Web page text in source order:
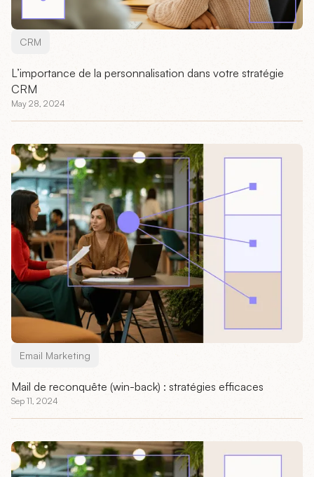
CRM
L’importance de la personnalisation dans votre stratégie
CRM
May 28, 2024
Email Marketing
Mail de reconquête (win-back) : stratégies efficaces
Sep 11, 2024